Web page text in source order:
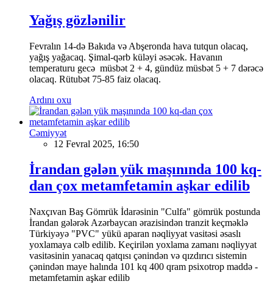
Yağış gözlənilir
Fevralın 14-də Bakıda və Abşeronda hava tutqun olacaq,
yağış yağacaq. Şimal-qərb küləyi əsəcək. Havanın
temperaturu gecə müsbət 2 + 4, gündüz müsbət 5 + 7 dərəcə
olacaq. Rütubət 75-85 faiz olacaq.
Ardını oxu
Cəmiyyət
12 Fevral 2025, 16:50
İrandan gələn yük maşınında 100 kq-
dan çox metamfetamin aşkar edilib
Naxçıvan Baş Gömrük İdarəsinin "Culfa" gömrük postunda
İrandan gələrək Azərbaycan ərazisindən tranzit keçməklə
Türkiyəyə "PVC" yükü aparan nəqliyyat vasitəsi əsaslı
yoxlamaya cəlb edilib. Keçirilən yoxlama zamanı nəqliyyat
vasitəsinin yanacaq qatqısı çənindən və qızdırıcı sistemin
çənindən maye halında 101 kq 400 qram psixotrop maddə -
metamfetamin aşkar edilib